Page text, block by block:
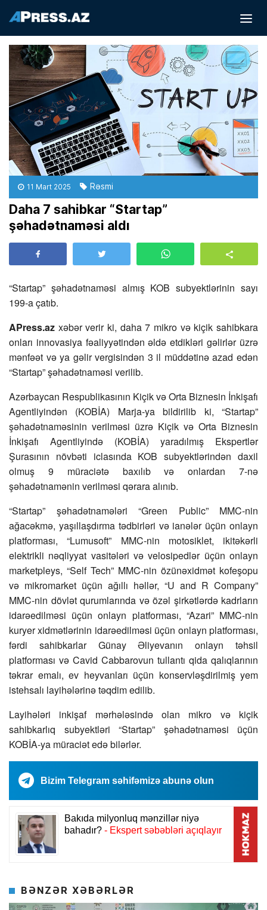
11 Mart 2025 Rəsmi
Daha 7 sahibkar “Startap”
şəhadətnaməsi aldı
“Startap” şəhadətnaməsi almış KOB subyektlərinin sayı
199-a çatıb.
APress.az xəbər verir ki, daha 7 mikro və kiçik sahibkara
onları innovasiya fəaliyyətindən əldə etdikləri gəlirlər üzrə
mənfəət və ya gəlir vergisindən 3 il müddətinə azad edən
“Startap” şəhadətnaməsi verilib.
Azərbaycan Respublikasının Kiçik və Orta Biznesin İnkişafı
Agentliyindən (KOBİA) Marja-ya bildirilib ki, “Startap”
şəhadətnaməsinin verilməsi üzrə Kiçik və Orta Biznesin
İnkişafı Agentliyində (KOBİA) yaradılmış Ekspertlər
Şurasının növbəti iclasında KOB subyektlərindən daxil
olmuş 9 müraciətə baxılıb və onlardan 7-nə
şəhadətnamənin verilməsi qərara alınıb.
“Startap” şəhadətnamələri “Green Public” MMC-nin
ağacəkmə, yaşıllaşdırma tədbirləri və ianələr üçün onlayn
platforması, “Lumusoft” MMC-nin motosiklet, ikitəkərli
elektrikli nəqliyyat vasitələri və velosipedlər üçün onlayn
marketpleys, “Self Tech” MMC-nin özünəxidmət kofeşopu
və mikromarket üçün ağıllı həllər, “U and R Company”
MMC-nin dövlət qurumlarında və özəl şirkətlərdə kadrların
idarəedilməsi üçün onlayn platforması, “Azari” MMC-nin
kuryer xidmətlərinin idarəedilməsi üçün onlayn platforması,
fərdi sahibkarlar Günay Əliyevanın onlayn təhsil
platforması və Cavid Cabbarovun tullantı qida qalıqlarının
təkrar emalı, ev heyvanları üçün konservləşdirilmiş yem
istehsalı layihələrinə təqdim edilib.
Layihələri inkişaf mərhələsində olan mikro və kiçik
sahibkarlıq subyektləri “Startap” şəhadətnaməsi üçün
KOBİA-ya müraciət edə bilərlər.
Bizim Telegram səhifəmizə abunə olun
BƏNZƏR XƏBƏRLƏR